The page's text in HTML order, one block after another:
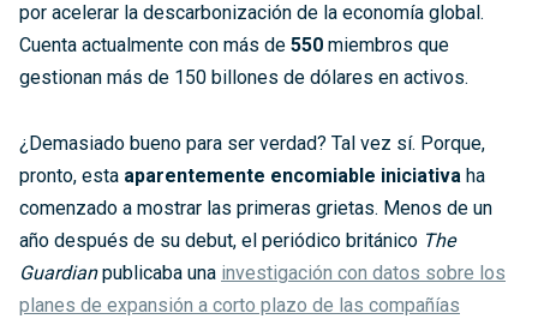
por acelerar la descarbonización de la economía global.
Cuenta actualmente con más de 550 miembros que
gestionan más de 150 billones de dólares en activos.
¿Demasiado bueno para ser verdad? Tal vez sí. Porque,
pronto, esta aparentemente encomiable iniciativa ha
comenzado a mostrar las primeras grietas. Menos de un
año después de su debut, el periódico británico The
Guardianpublicaba una investigación con datos sobre los
planes de expansión a corto plazo de las compañías